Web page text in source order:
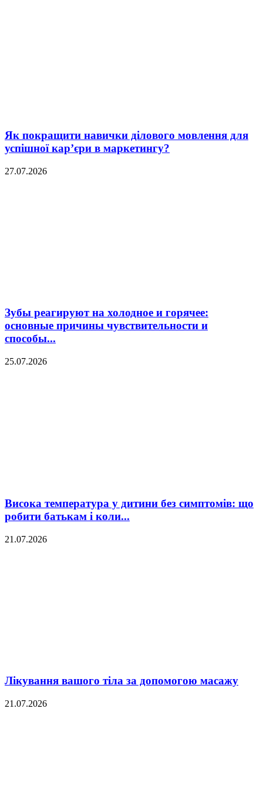
Як покращити навички ділового мовлення для
успішної кар’єри в маркетингу?
27.07.2026
Зубы реагируют на холодное и горячее:
основные причины чувствительности и
способы...
25.07.2026
Висока температура у дитини без симптомів: що
робити батькам і коли...
21.07.2026
Лікування вашого тіла за допомогою масажу
21.07.2026